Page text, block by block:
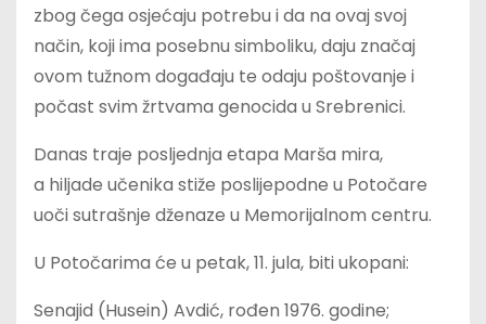
zbog čega osjećaju potrebu i da na ovaj svoj
način, koji ima posebnu simboliku, daju značaj
ovom tužnom događaju te odaju poštovanje i
počast svim žrtvama genocida u Srebrenici.
Danas traje posljednja etapa Marša mira,
a hiljade učenika stiže poslijepodne u Potočare
uoči sutrašnje dženaze u Memorijalnom centru.
U Potočarima će u petak, 11. jula, biti ukopani:
Senajid (Husein) Avdić, rođen 1976. godine;